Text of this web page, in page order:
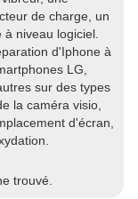
de charge, un
niveau logiciel.
d'Iphone à
LG,
sur des types
la caméra visio,
d'écran,
trouvé.